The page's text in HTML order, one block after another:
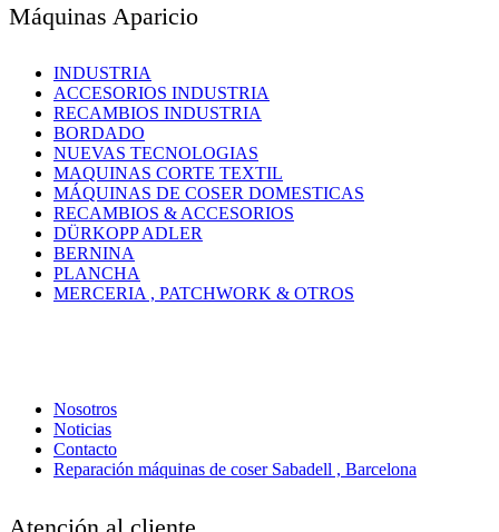
Máquinas Aparicio
INDUSTRIA
ACCESORIOS INDUSTRIA
RECAMBIOS INDUSTRIA
BORDADO
NUEVAS TECNOLOGIAS
MAQUINAS CORTE TEXTIL
MÁQUINAS DE COSER DOMESTICAS
RECAMBIOS & ACCESORIOS
DÜRKOPP ADLER
BERNINA
PLANCHA
MERCERIA , PATCHWORK & OTROS
Nosotros
Noticias
Contacto
Reparación máquinas de coser Sabadell , Barcelona